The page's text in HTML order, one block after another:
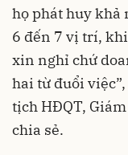
họ phát huy khả
6 đến 7 vị trí,
xin nghỉ chứ
hai từ đuổi
tịch HĐQT,
chia sẻ.